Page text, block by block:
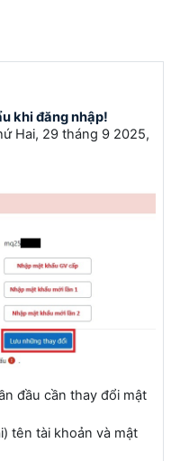
khi đăng nhập!
Hai, 29 tháng 9 2025,
đầu cần thay đổi mật
tên tài khoản và mật